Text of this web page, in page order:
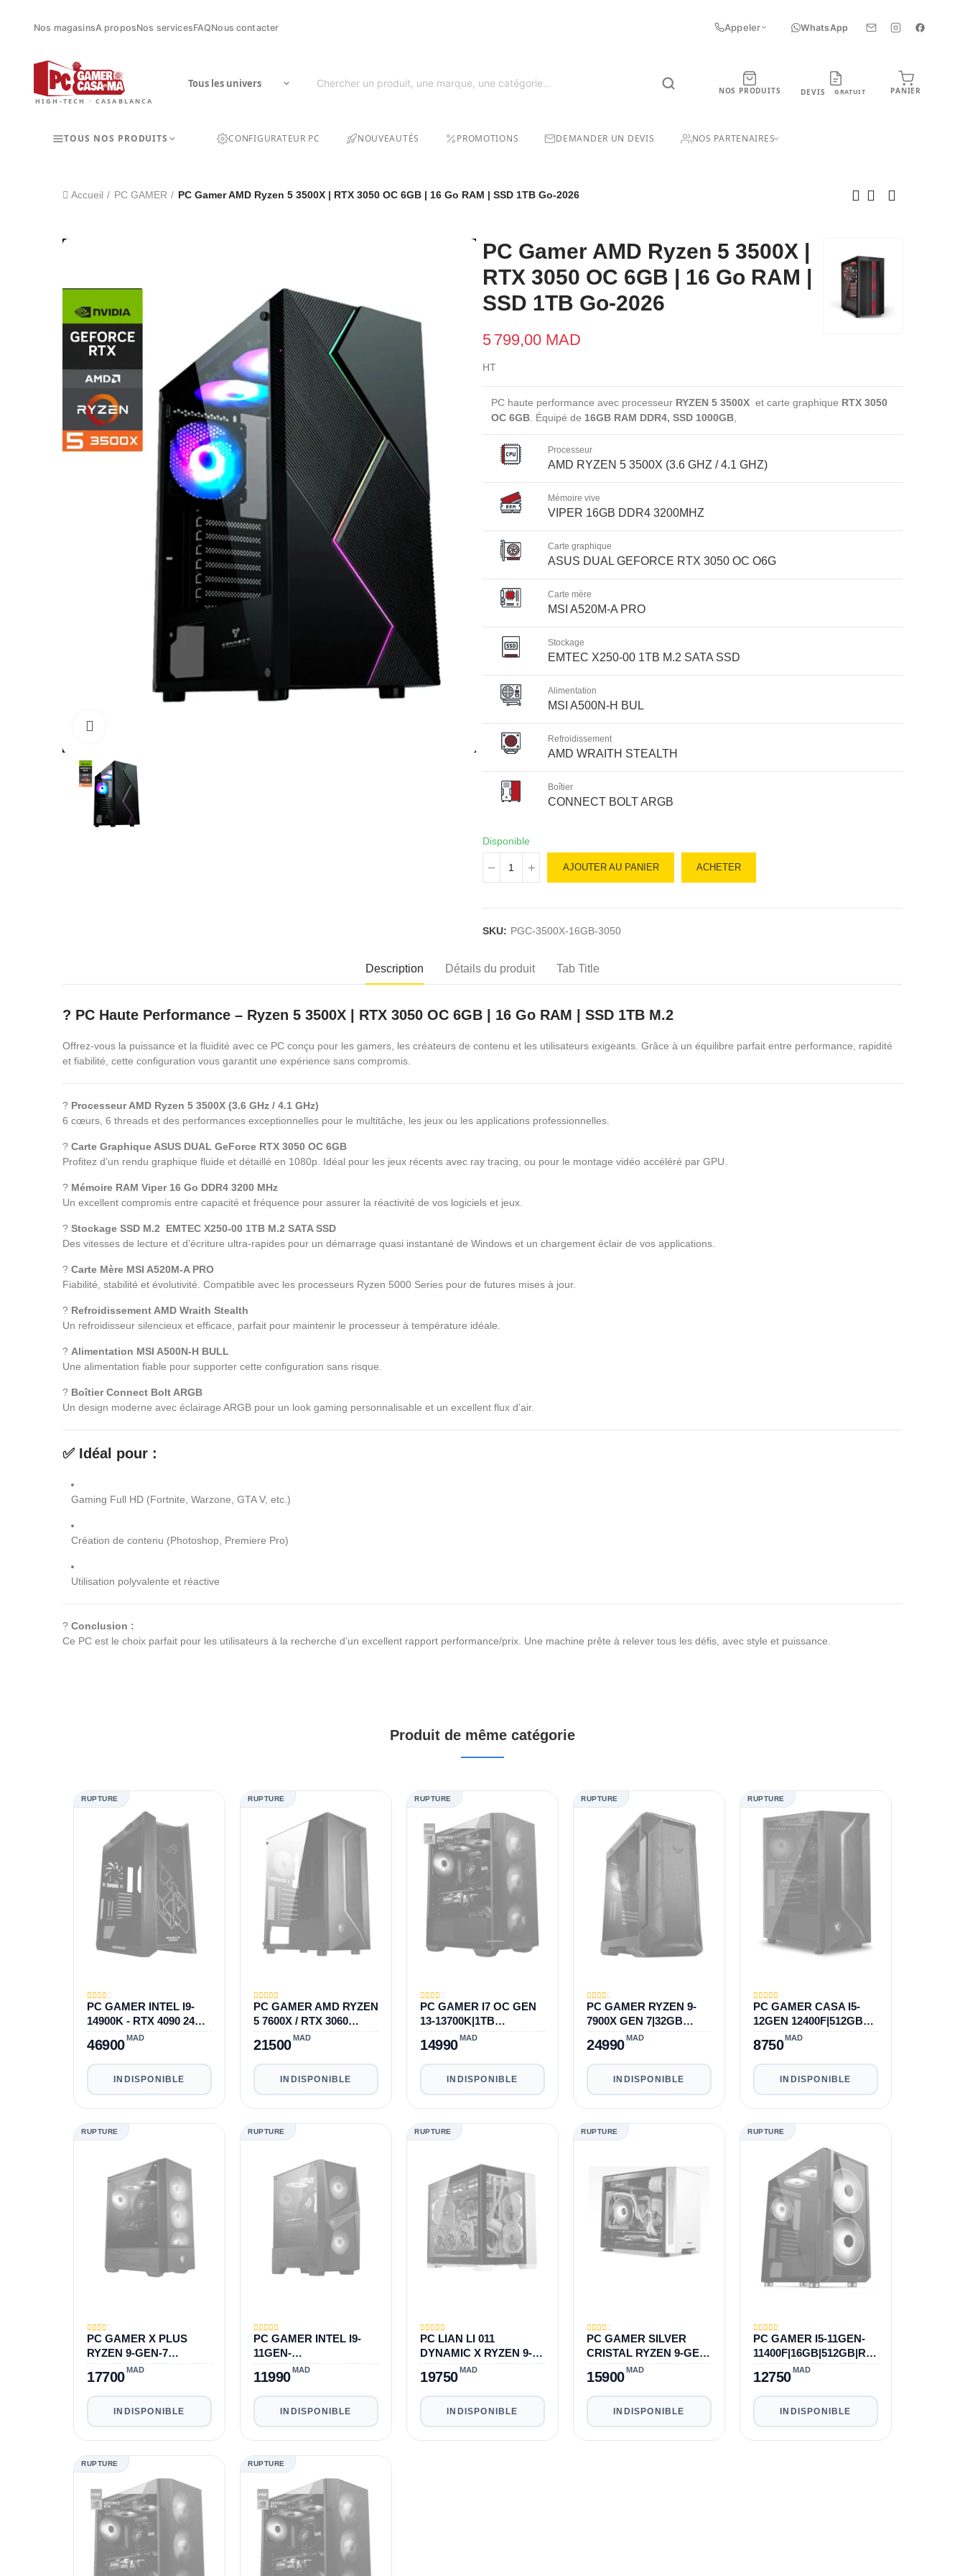
Nos magasinsA proposNos servicesFAQNous contacter Appeler WhatsApp
HIGH-TECH · CASABLANCA
NOS PRODUITS DEVIS GRATUIT PANIER
TOUS NOS PRODUITS CONFIGURATEUR PC NOUVEAUTÉS PROMOTIONS DEMANDER UN DEVIS NOS PARTENAIRES
Accueil PC GAMER PC Gamer AMD Ryzen 5 3500X | RTX 3050 OC 6GB | 16 Go RAM | SSD 1TB Go-2026
PC Gamer AMD Ryzen 5 3500X |
RTX 3050 OC 6GB | 16 Go RAM |
SSD 1TB Go-2026
5 799,00 MAD
HT
PC haute performance avec processeur RYZEN 5 3500X et carte graphique RTX 3050
OC 6GB . Équipé de 16GB RAM DDR4, SSD 1000GB
Processeur
AMD RYZEN 5 3500X (3.6 GHZ / 4.1 GHZ)
Mémoire vive
VIPER 16GB DDR4 3200MHZ
Carte graphique
ASUS DUAL GEFORCE RTX 3050 OC O6G
Carte mère
MSI A520M-A PRO
Stockage
EMTEC X250-00 1TB M.2 SATA SSD
Alimentation
MSI A500N-H BUL
Refroidissement
AMD WRAITH STEALTH
Boîtier
CONNECT BOLT ARGB
Disponible
AJOUTER AU PANIER ACHETER
SKU: PGC-3500X-16GB-3050
Description Détails du produit Tab Title
?️ PC Haute Performance – Ryzen 5 3500X | RTX 3050 OC 6GB | 16 Go RAM | SSD 1TB M.2
Offrez-vous la puissance et la fluidité avec ce PC conçu pour les gamers, les créateurs de contenu et les utilisateurs exigeants. Grâce à un équilibre parfait entre performance, rapidité
et fiabilité, cette configuration vous garantit une expérience sans compromis.
? Processeur AMD Ryzen 5 3500X (3.6 GHz / 4.1 GHz)
6 cœurs, 6 threads et des performances exceptionnelles pour le multitâche, les jeux ou les applications professionnelles.
? Carte Graphique ASUS DUAL GeForce RTX 3050 OC 6GB
Profitez d’un rendu graphique fluide et détaillé en 1080p. Idéal pour les jeux récents avec ray tracing, ou pour le montage vidéo accéléré par GPU.
? Mémoire RAM Viper 16 Go DDR4 3200 MHz
Un excellent compromis entre capacité et fréquence pour assurer la réactivité de vos logiciels et jeux.
? Stockage SSD M.2 EMTEC X250-00 1TB M.2 SATA SSD
Des vitesses de lecture et d’écriture ultra-rapides pour un démarrage quasi instantané de Windows et un chargement éclair de vos applications.
? Carte Mère MSI A520M-A PRO
Fiabilité, stabilité et évolutivité. Compatible avec les processeurs Ryzen 5000 Series pour de futures mises à jour.
? Refroidissement AMD Wraith Stealth
Un refroidisseur silencieux et efficace, parfait pour maintenir le processeur à température idéale.
? Alimentation MSI A500N-H BULL
Une alimentation fiable pour supporter cette configuration sans risque.
? Boîtier Connect Bolt ARGB
Un design moderne avec éclairage ARGB pour un look gaming personnalisable et un excellent flux d’air.
✅ Idéal pour :
Gaming Full HD (Fortnite, Warzone, GTA V, etc.)
Création de contenu (Photoshop, Premiere Pro)
Utilisation polyvalente et réactive
? Conclusion :
Ce PC est le choix parfait pour les utilisateurs à la recherche d’un excellent rapport performance/prix. Une machine prête à relever tous les défis, avec style et puissance.
Produit de même catégorie
RUPTURE
PC GAMER INTEL I9-
14900K - RTX 4090 24
GB
46900 MAD
INDISPONIBLE
RUPTURE
PC GAMER AMD RYZEN
5 7600X / RTX 3060
12GB
21500 MAD
INDISPONIBLE
RUPTURE
PC GAMER I7 OC GEN
13-13700K|1TB
SSD|32GB|RTX 3060
14990 MAD
INDISPONIBLE
RUPTURE
PC GAMER RYZEN 9-
7900X GEN 7|32GB
DDR5|4TB|RTX 4070 TI
24990 MAD
INDISPONIBLE
RUPTURE
PC GAMER CASA I5-
12GEN 12400F|512GB
SSD|500GB
HDD|16GB|RTX 3050
8GB
8750MAD
INDISPONIBLE
RUPTURE
PC GAMER X PLUS
RYZEN 9-GEN-7
7900X|128GB|1TB|1TB|R
TX 3070 8GB
17700 MAD
INDISPONIBLE
RUPTURE
PC GAMER INTEL I9-
11GEN-
11900K|16GB|1TB|RTX
3060 12GB
11990 MAD
INDISPONIBLE
RUPTURE
PC LIAN LI 011
DYNAMIC X RYZEN 9-
3GEN-
3950X|32GB|1TB|RTX
3060 12GB
19750 MAD
INDISPONIBLE
RUPTURE
PC GAMER SILVER
CRISTAL RYZEN 9-GEN-
3 3950X|32GB|1TB|RTX
3070
15900 MAD
INDISPONIBLE
RUPTURE
PC GAMER I5-11GEN-
11400F|16GB|512GB|RT
X 3070 TI 8GB
12750 MAD
INDISPONIBLE
RUPTURE RUPTURE